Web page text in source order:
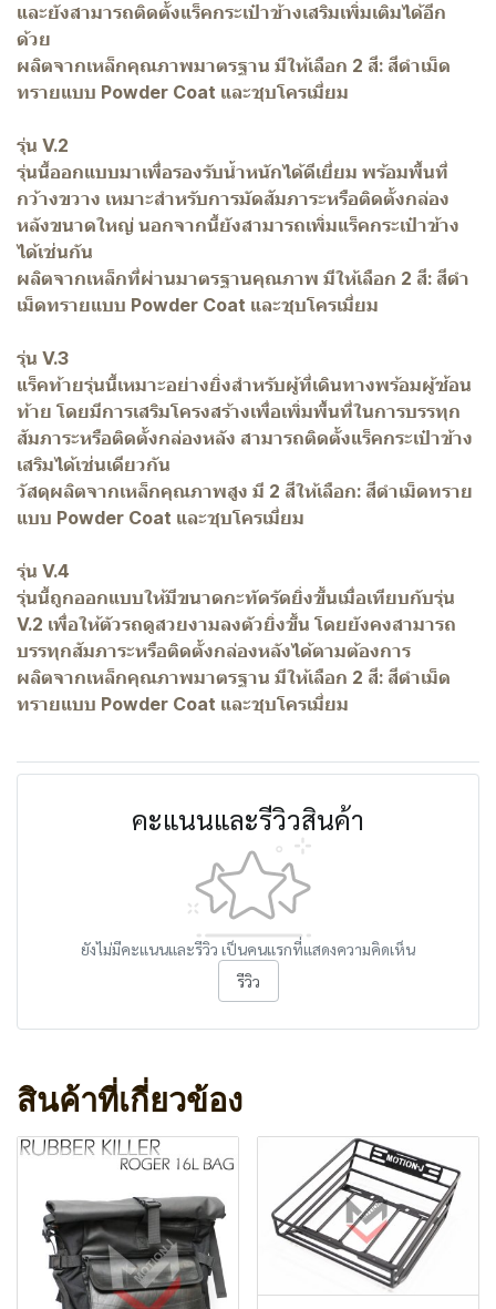
และยังสามารถติดตั้งแร็คกระเป๋าข้างเสริมเพิ่มเติมได้อีก
ด้วย
ผลิตจากเหล็กคุณภาพมาตรฐาน มีให้เลือก 2 สี: สีดำเม็ด
ทรายแบบ Powder Coat และชุบโครเมี่ยม
รุ่น V.2
รุ่นนี้ออกแบบมาเพื่อรองรับน้ำหนักได้ดีเยี่ยม พร้อมพื้นที่
กว้างขวาง เหมาะสำหรับการมัดสัมภาระหรือติดตั้งกล่อง
หลังขนาดใหญ่ นอกจากนี้ยังสามารถเพิ่มแร็คกระเป๋าข้าง
ได้เช่นกัน
ผลิตจากเหล็กที่ผ่านมาตรฐานคุณภาพ มีให้เลือก 2 สี: สีดำ
เม็ดทรายแบบ Powder Coat และชุบโครเมี่ยม
รุ่น V.3
แร็คท้ายรุ่นนี้เหมาะอย่างยิ่งสำหรับผู้ที่เดินทางพร้อมผู้ซ้อน
ท้าย โดยมีการเสริมโครงสร้างเพื่อเพิ่มพื้นที่ในการบรรทุก
สัมภาระหรือติดตั้งกล่องหลัง สามารถติดตั้งแร็คกระเป๋าข้าง
เสริมได้เช่นเดียวกัน
วัสดุผลิตจากเหล็กคุณภาพสูง มี 2 สีให้เลือก: สีดำเม็ดทราย
แบบ Powder Coat และชุบโครเมี่ยม
รุ่น V.4
รุ่นนี้ถูกออกแบบให้มีขนาดกะทัดรัดยิ่งขึ้นเมื่อเทียบกับรุ่น
V.2 เพื่อให้ตัวรถดูสวยงามลงตัวยิ่งขึ้น โดยยังคงสามารถ
บรรทุกสัมภาระหรือติดตั้งกล่องหลังได้ตามต้องการ
ผลิตจากเหล็กคุณภาพมาตรฐาน มีให้เลือก 2 สี: สีดำเม็ด
ทรายแบบ Powder Coat และชุบโครเมี่ยม
คะแนนและรีวิวสินค้า
ยังไม่มีคะแนนและรีวิว เป็นคนแรกที่แสดงความคิดเห็น
รีวิว
สินค้าที่เกี่ยวข้อง